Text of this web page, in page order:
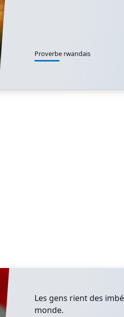
Proverbe rwandais
Les gens rient des
monde.